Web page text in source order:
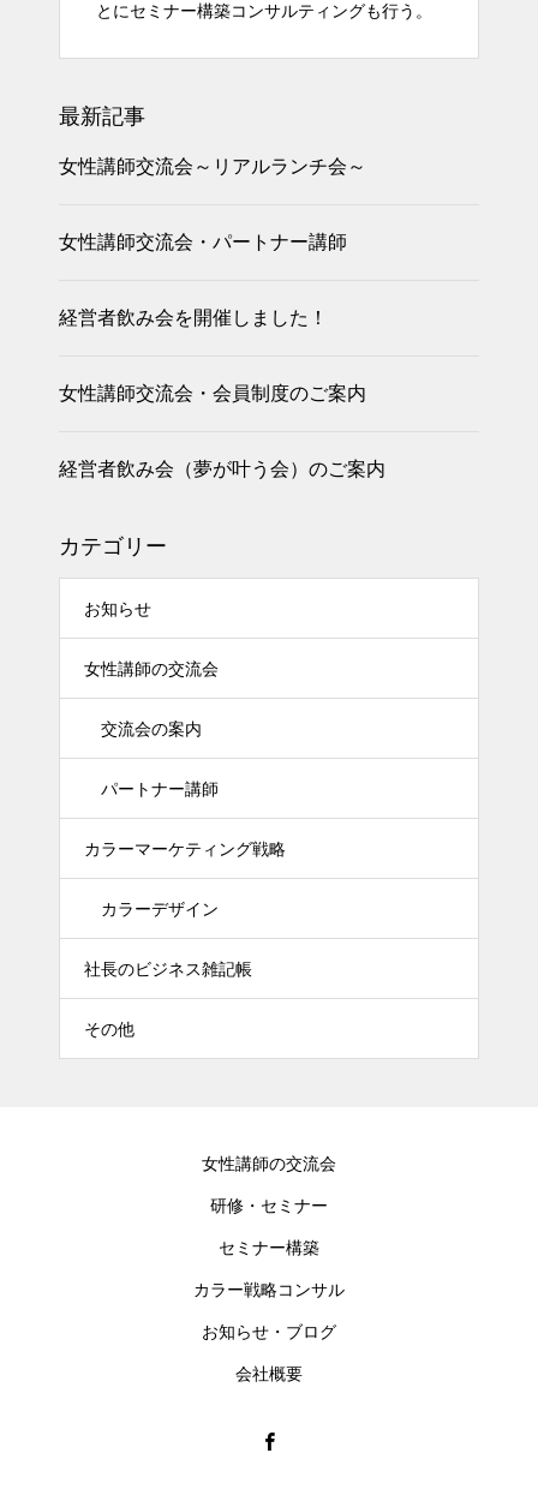
とにセミナー構築コンサルティングも行う。
最新記事
女性講師交流会～リアルランチ会～
女性講師交流会・パートナー講師
経営者飲み会を開催しました！
女性講師交流会・会員制度のご案内
経営者飲み会（夢が叶う会）のご案内
カテゴリー
お知らせ
女性講師の交流会
交流会の案内
パートナー講師
カラーマーケティング戦略
カラーデザイン
社長のビジネス雑記帳
その他
女性講師の交流会
研修・セミナー
セミナー構築
カラー戦略コンサル
お知らせ・ブログ
会社概要